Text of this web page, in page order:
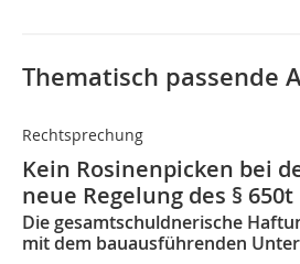
Thematisch passende
Rechtsprechung
Kein Rosinenpicken bei
neue Regelung des § 650t
Die gesamtschuldnerische
mit dem bauausführenden